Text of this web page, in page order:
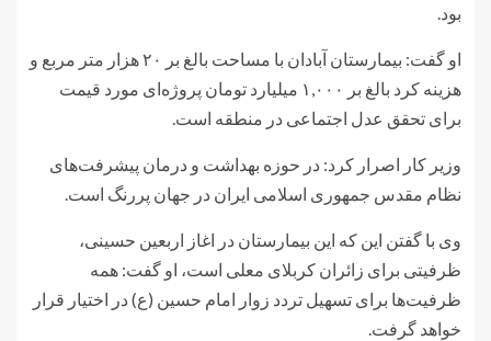
بود.
او گفت: بیمارستان آبادان با مساحت بالغ بر ۲۰ هزار متر مربع و
هزینه کرد بالغ بر ۱,۰۰۰ میلیارد تومان پروژه‌ای مورد قیمت
برای تحقق عدل اجتماعی در منطقه است.
وزیر کار اصرار کرد: در حوزه بهداشت و درمان پیشرفت‌های
نظام مقدس جمهوری اسلامی ایران در جهان پررنگ است.
وی با گفتن این که این بیمارستان در اغاز اربعین حسینی،
ظرفیتی برای زائران کربلای معلی است، او گفت: همه
ظرفیت‌ها برای تسهیل تردد زوار امام حسین (ع) در اختیار قرار
خواهد گرفت.